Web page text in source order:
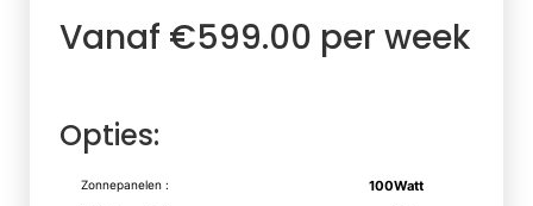
Vanaf €599.00 per week
Opties:
Zonnepanelen : 100Watt